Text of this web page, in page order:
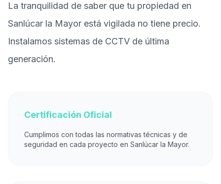
La tranquilidad de saber que tu propiedad en
Sanlúcar la Mayor está vigilada no tiene precio.
Instalamos sistemas de CCTV de última
generación.
Certificación Oficial
Cumplimos con todas las normativas técnicas y de
seguridad en cada proyecto en Sanlúcar la Mayor.